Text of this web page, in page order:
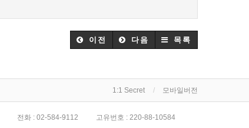
이전 다음 목록
1:1 Secret 모바일버전
전화 : 02-584-9112 고유번호 : 220-88-10584